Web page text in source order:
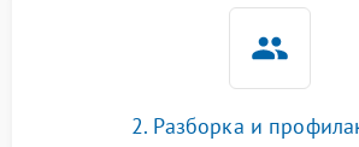
2. Разборка и